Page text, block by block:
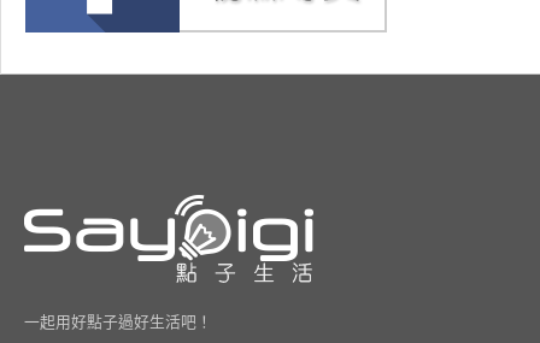
一起用好點子過好生活吧！